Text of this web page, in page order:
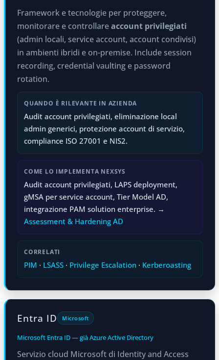
Framework e tecnologie per proteggere,
monitorare e controllareaccount privilegiati
(admin locali, service account, account condivisi)
in ambienti ibridi e on-premise. Include session
recording, credential vaulting e password
rotation.
QUANDO È RILEVANTE IN AZIENDA
Audit account privilegiati, eliminazione local
admin generici, protezione account di servizio,
compliance ISO 27001 e NIS2.
COME LO IMPLEMENTA NEXSYS
Audit account privilegiati, LAPS deployment,
gMSA per service account, Tier Model AD,
integrazione PAM solution enterprise. →
Assessment & Hardening AD
CORRELATI
PIM · LSASS · Privilege Escalation · Kerberoasting
Entra ID Microsoft
Microsoft Entra ID — già Azure Active Directory
Servizio cloud Microsoft di Identity and Access